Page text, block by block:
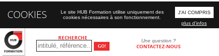
RECHERCHE Une question ?
CONTACTEZ-NOUS
COOKIES
Le site HUB Formation utilise uniquement des
cookies nécessaires à son fonctionnement.
J'AI COMPRIS
plus d'infos